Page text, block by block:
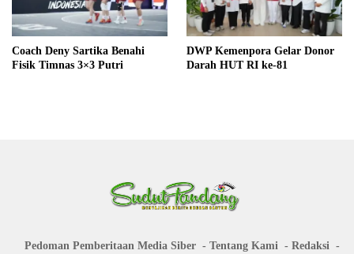
Coach Deny Sartika Benahi
Fisik Timnas 3×3 Putri
DWP Kemenpora Gelar Donor
Darah HUT RI ke-81
Pedoman Pemberitaan Media Siber Tentang Kami Redaksi